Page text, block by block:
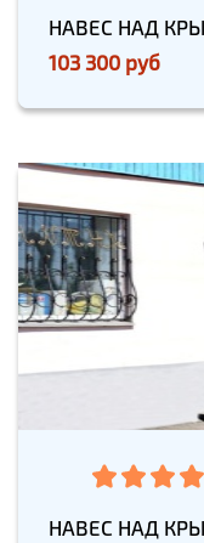
НАВЕС НАД
103 300 руб
НАВЕС НАД